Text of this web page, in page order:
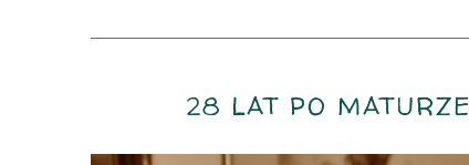
28 LAT PO